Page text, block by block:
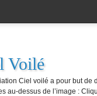
Voilé
Ciel voilé a pour but de
au-dessus de l’image :